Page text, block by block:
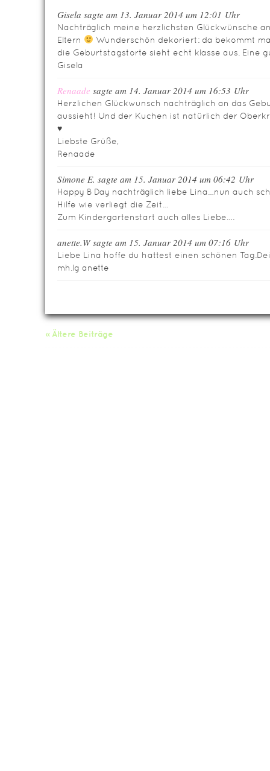
Gisela sagte am 13. Januar 2014 um 12:01 Uhr
Nachträglich meine herzlichsten Glückwünsche
Eltern
Wunderschön dekoriert: da bekommt
die Geburtstagstorte sieht echt klasse aus. Eine
Gisela
Renaade sagte am 14. Januar 2014 um 16:53 Uhr
Herzlichen Glückwunsch nachträglich an das
aussieht! Und der Kuchen ist natürlich der
♥
Liebste Grüße,
Renaade
Simone E. sagte am 15. Januar 2014 um 06:42 Uhr
Happy B Day nachträglich liebe Lina…nun auch
Hilfe wie verliegt die Zeit…
Zum Kindergartenstart auch alles Liebe….
anette.W sagte am 15. Januar 2014 um 07:16 Uhr
Liebe Lina hoffe du hattest einen schönen
mh.lg anette
« Ältere Beiträge